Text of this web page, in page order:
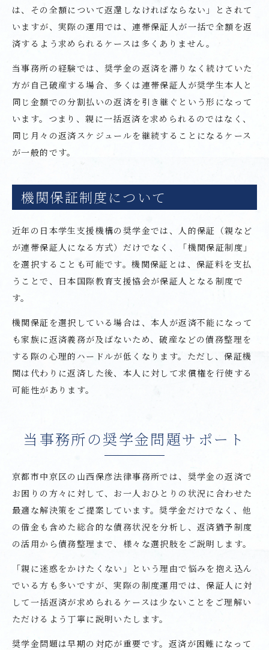
は、その全額について返還しなければならない」とされて
いますが、実際の運用では、連帯保証人が一括で全額を返
済するよう求められるケースは多くありません。
当事務所の経験では、奨学金の返済を滞りなく続けていた
方が自己破産する場合、多くは連帯保証人が奨学生本人と
同じ金額での分割払いの返済を引き継ぐという形になって
います。つまり、親に一括返済を求められるのではなく、
同じ月々の返済スケジュールを継続することになるケース
が一般的です。
機関保証制度について
近年の日本学生支援機構の奨学金では、人的保証（親など
が連帯保証人になる方式）だけでなく、「機関保証制度」
を選択することも可能です。機関保証とは、保証料を支払
うことで、日本国際教育支援協会が保証人となる制度で
す。
機関保証を選択している場合は、本人が返済不能になって
も家族に返済義務が及ばないため、破産などの債務整理を
する際の心理的ハードルが低くなります。ただし、保証機
関は代わりに返済した後、本人に対して求償権を行使する
可能性があります。
当事務所の奨学金問題サポート
京都市中京区の山西保彦法律事務所では、奨学金の返済で
お困りの方々に対して、お一人おひとりの状況に合わせた
最適な解決策をご提案しています。奨学金だけでなく、他
の借金も含めた総合的な債務状況を分析し、返済猶予制度
の活用から債務整理まで、様々な選択肢をご説明します。
「親に迷惑をかけたくない」という理由で悩みを抱え込ん
でいる方も多いですが、実際の制度運用では、保証人に対
して一括返済が求められるケースは少ないことをご理解い
ただけるよう丁寧に説明いたします。
奨学金問題は早期の対応が重要です。返済が困難になって